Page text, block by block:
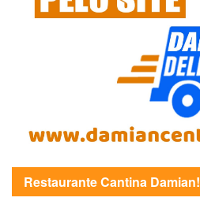
Restaurante Cantina Damian!